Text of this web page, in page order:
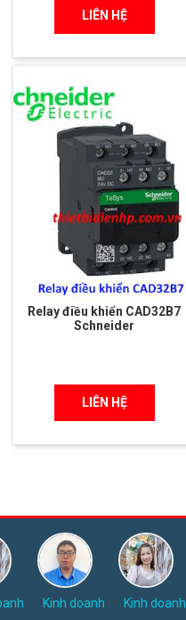
LIÊN HỆ
Relay điều khiển CAD32B7
Schneider
LIÊN HỆ
Kinh doanh
Kinh doanh